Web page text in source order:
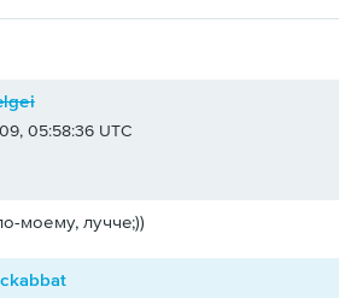
05:58:36 UTC
моему, лучче;))